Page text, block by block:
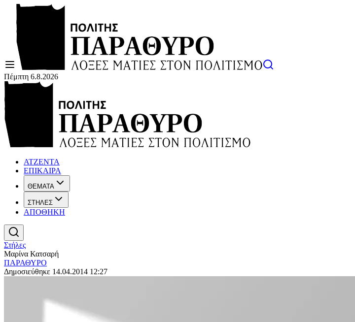
Πέμπτη 6.8.2026
ΑΤΖΕΝΤΑ
ΕΠΙΚΑΙΡΑ
ΘΕΜΑΤΑ
ΣΤΗΛΕΣ
ΑΠΟΘΗΚΗ
Στήλες
Μαρίνα Κατσαρή
ΠΑΡΑΘΥΡΟ
Δημοσιεύθηκε 14.04.2014 12:27